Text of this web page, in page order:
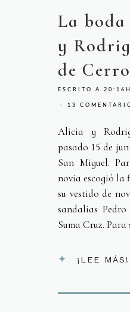
La
y
de
ESCRITO A 20:16H
13
Alicia y
pasado 15 de
San Miguel.
novia escogió
su vestido de
sandalias
Suma Cruz. Para
¡LEE MÁS!